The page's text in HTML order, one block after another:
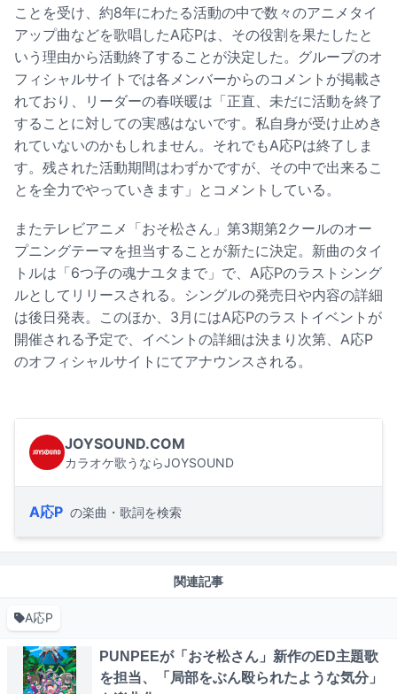
ことを受け、約8年にわたる活動の中で数々のアニメタイ
アップ曲などを歌唱したA応Pは、その役割を果たしたと
いう理由から活動終了することが決定した。グループのオ
フィシャルサイトでは各メンバーからのコメントが掲載さ
れており、リーダーの春咲暖は「正直、未だに活動を終了
することに対しての実感はないです。私自身が受け止めき
れていないのかもしれません。それでもA応Pは終了しま
す。残された活動期間はわずかですが、その中で出来るこ
とを全力でやっていきます」とコメントしている。
またテレビアニメ「おそ松さん」第3期第2クールのオー
プニングテーマを担当することが新たに決定。新曲のタイ
トルは「6つ子の魂ナユタまで」で、A応Pのラストシング
ルとしてリリースされる。シングルの発売日や内容の詳細
は後日発表。このほか、3月にはA応Pのラストイベントが
開催される予定で、イベントの詳細は決まり次第、A応P
のオフィシャルサイトにてアナウンスされる。
JOYSOUND.COM
カラオケ歌うならJOYSOUND
A応P の楽曲・歌詞を検索
関連記事
A応P
PUNPEEが「おそ松さん」新作のED主題歌
を担当、「局部をぶん殴られたような気分」